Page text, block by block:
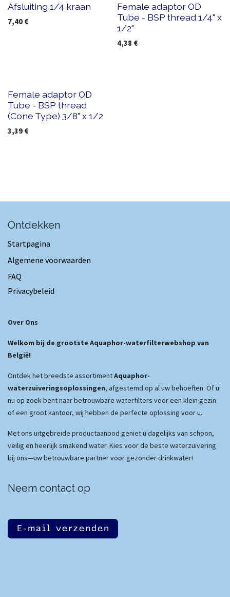
Afsluiting 1/4 kraan
7,40 €
Female adaptor OD
Tube - BSP thread 1/4" x
1/2"
4,38 €
Female adaptor OD
Tube - BSP thread
(Cone Type) 3/8" x 1/2
3,39 €
Ontdekken
Startpagina
Algemene voorwaarden
FAQ
Privacybeleid
Over Ons
Welkom bij de grootste Aquaphor-waterfilterwebshop van
België!
Ontdek het breedste assortimentAquaphor-
waterzuiveringsoplossingen, afgestemd op al uw behoeften. Of u
nu op zoek bent naar betrouwbare waterfilters voor een klein gezin
of een groot kantoor, wij hebben de perfecte oplossing voor u.
Met ons uitgebreide productaanbod geniet u dagelijks van schoon,
veilig en heerlijk smakend water. Kies voor de beste waterzuivering
bij ons—uw betrouwbare partner voor gezonder drinkwater!
Neem contact op
E-mail verzenden